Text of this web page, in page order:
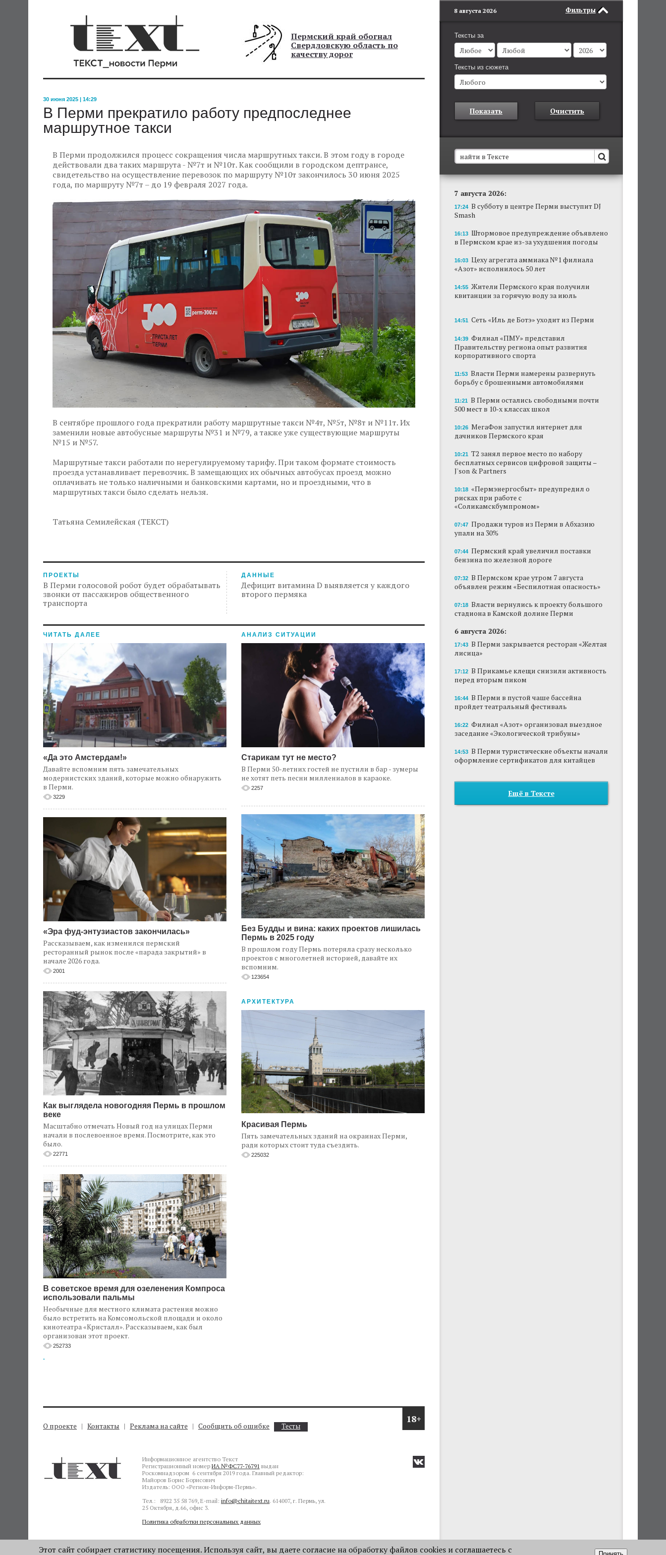
Пермский край обогнал
Свердловскую область по
качеству дорог
30 июня 2025 | 14:29
В Перми прекратило работу предпоследнее
маршрутное такси
В Перми продолжился процесс сокращения числа маршрутных такси. В этом году в городе
действовали два таких маршрута - №7т и №10т. Как сообщили в городском дептрансе,
свидетельство на осуществление перевозок по маршруту №10т закончилось 30 июня 2025
года, по маршруту №7т – до 19 февраля 2027 года.
В сентябре прошлого года прекратили работу маршрутные такси №4т, №5т, №8т и №11т. Их
заменили новые автобусные маршруты №31 и №79, а также уже существующие маршруты
№15 и №57.
Маршрутные такси работали по нерегулируемому тарифу. При таком формате стоимость
проезда устанавливает перевозчик. В замещающих их обычных автобусах проезд можно
оплачивать не только наличными и банковскими картами, но и проездными, что в
маршрутных такси было сделать нельзя.
Татьяна Семилейская (ТЕКСТ)
ПРОЕКТЫ
В Перми голосовой робот будет обрабатывать
звонки от пассажиров общественного
транспорта
ДАННЫЕ
Дефицит витамина D выявляется у каждого
второго пермяка
ЧИТАТЬ ДАЛЕЕ
«Да это Амстердам!»
Давайте вспомним пять замечательных
модернистских зданий, которые можно обнаружить
в Перми.
3229
«Эра фуд-энтузиастов закончилась»
Рассказываем, как изменился пермский
ресторанный рынок после «парада закрытий» в
начале 2026 года.
2001
Как выглядела новогодняя Пермь в прошлом
веке
Масштабно отмечать Новый год на улицах Перми
начали в послевоенное время. Посмотрите, как это
было.
22771
В советское время для озеленения Компроса
использовали пальмы
Необычные для местного климата растения можно
было встретить на Комсомольской площади и около
кинотеатра «Кристалл». Рассказываем, как был
организован этот проект.
252733
.
АНАЛИЗ СИТУАЦИИ
Старикам тут не место?
В Перми 50-летних гостей не пустили в бар - зумеры
не хотят петь песни миллениалов в караоке.
2257
Без Будды и вина: каких проектов лишилась
Пермь в 2025 году
В прошлом году Пермь потеряла сразу несколько
проектов с многолетней историей, давайте их
вспомним.
123654
АРХИТЕКТУРА
Красивая Пермь
Пять замечательных зданий на окраинах Перми,
ради которых стоит туда съездить.
225032
18+
О проекте Контакты Реклама на сайте Сообщить об ошибке Тесты
Информационное агентство Текст
Регистрационный номер ИА №ФС77-76791 выдан
Роскомнадзором 6 сентября 2019 года. Главный редактор:
Майоров Борис Борисович
Издатель: ООО «Регион-Информ-Пермь».
Тел.: 8922 35 58 769, E-mail: info@chitaitext.ru. 614007, г. Пермь, ул.
25 Октября, д.66, офис 3.
Политика обработки персональных данных
Фильтры
8 августа 2026
Тексты за
Тексты из сюжета
Показать Очистить
В Пермском крае установят новые станции
обнаружения беспилотников
Они используются для обнаружения и
отслеживания БПЛА в воздухе.
В субботу в центре Перми выступит DJ Smash
Сеть «Иль де Ботэ» уходит из Перми
с брошенными автомобилями
стадиона в Камской долине Перми
В Перми закрывается ресторан «Желтая
лисица»
В Перми в пустой чаше бассейна пройдет
театральный фестиваль
7 августа 2026:
17:24 В субботу в центре Перми выступит DJ
Smash
16:13 Штормовое предупреждение объявлено
в Пермском крае из-за ухудшения погоды
16:03 Цеху агрегата аммиака №1 филиала
«Азот» исполнилось 50 лет
14:55 Жители Пермского края получили
квитанции за горячую воду за июль
14:51 Сеть «Иль де Ботэ» уходит из Перми
14:39 Филиал «ПМУ» представил
Правительству региона опыт развития
корпоративного спорта
11:53 Власти Перми намерены развернуть
борьбу с брошенными автомобилями
11:21 В Перми остались свободными почти
500 мест в 10-х классах школ
10:26 МегаФон запустил интернет для
дачников Пермского края
10:21 Т2 занял первое место по набору
бесплатных сервисов цифровой защиты –
J'son & Partners
10:18 «Пермэнергосбыт» предупредил о
рисках при работе с
«Соликамскбумпромом»
07:47 Продажи туров из Перми в Абхазию
упали на 30%
07:44 Пермский край увеличил поставки
бензина по железной дороге
07:32 В Пермском крае утром 7 августа
объявлен режим «Беспилотная опасность»
07:18 Власти вернулись к проекту большого
стадиона в Камской долине Перми
6 августа 2026:
17:43 В Перми закрывается ресторан «Желтая
лисица»
17:12 В Прикамье клещи снизили активность
перед вторым пиком
16:44 В Перми в пустой чаше бассейна
пройдет театральный фестиваль
16:22 Филиал «Азот» организовал выездное
заседание «Экологической трибуны»
14:53 В Перми туристические объекты начали
оформление сертификатов для китайцев
Ещё в Тексте
Этот сайт собирает статистику посещения. Используя сайт, вы даете согласие на обработку файлов cookies и соглашаетесь с Принять